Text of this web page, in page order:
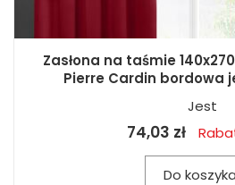
Zasłona na taśmie
Pierre Cardin bordowa
Jest
74,03 zł
Do koszyka